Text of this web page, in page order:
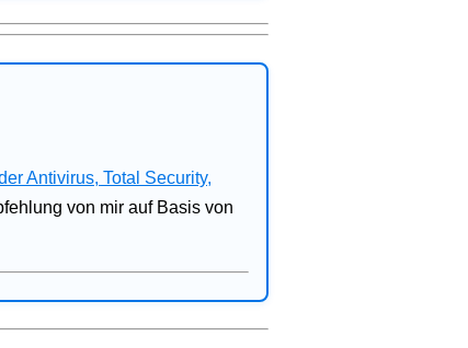
Antivirus, Total Security,
von mir auf Basis von